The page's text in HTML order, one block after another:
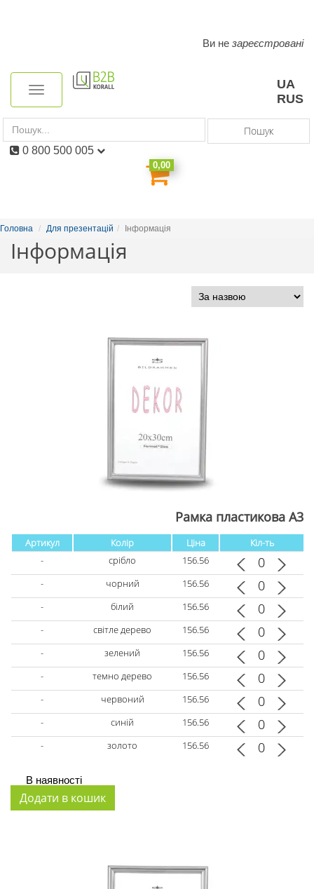
navigation
Toggle
UA
RUS
Пошук
0,00
Ви не зареєстровані
0 800 500 005
Головна Для презентацій Інформація
Інформація
Рамка пластикова А3
Артикул Колір Ціна
Кіл-ть
-
срібло
156.56
-
чорний
156.56
-
білий
156.56
-
світле дерево
156.56
-
зелений
156.56
-
темно дерево
156.56
-
червоний
156.56
-
синій
156.56
-
золото 156.56
В наявності